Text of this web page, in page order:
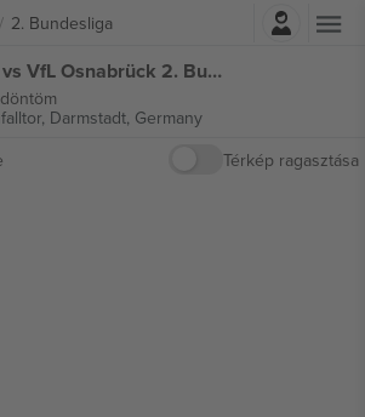
2. Bundesliga
SV Darmstadt 98 vs VfL Osnabrück 2. Bundesliga jegyek
Darmstadt, Germany
Térkép ragasztása